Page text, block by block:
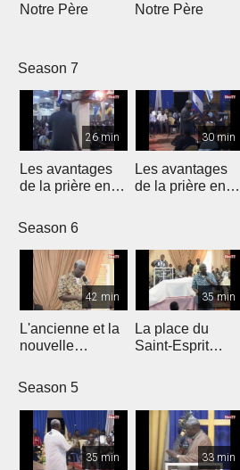
Notre Père Notre Père
Season 7
26 min
Les avantages
de la prière en
30 min
Les avantages
de la prière en
Season 6
42 min
L'ancienne et la
nouvelle
35 min
La place du
Saint-Esprit
Season 5
35 min 33 min